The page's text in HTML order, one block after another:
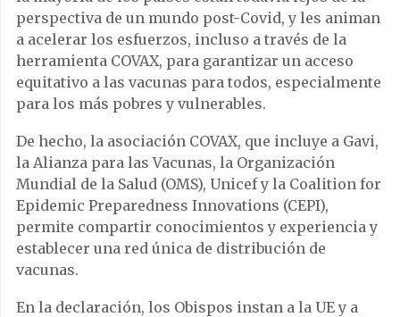
perspectiva de un mundo post-Covid, y les animan
a acelerar los esfuerzos, incluso a través de la
herramienta COVAX, para garantizar un acceso
equitativo a las vacunas para todos, especialmente
para los más pobres y vulnerables.
De hecho, la asociación COVAX, que incluye a Gavi,
la Alianza para las Vacunas, la Organización
Mundial de la Salud (OMS), Unicef y la Coalition for
Epidemic Preparedness Innovations (CEPI),
permite compartir conocimientos y experiencia y
establecer una red única de distribución de
vacunas.
En la declaración, los Obispos instan a la UE y a